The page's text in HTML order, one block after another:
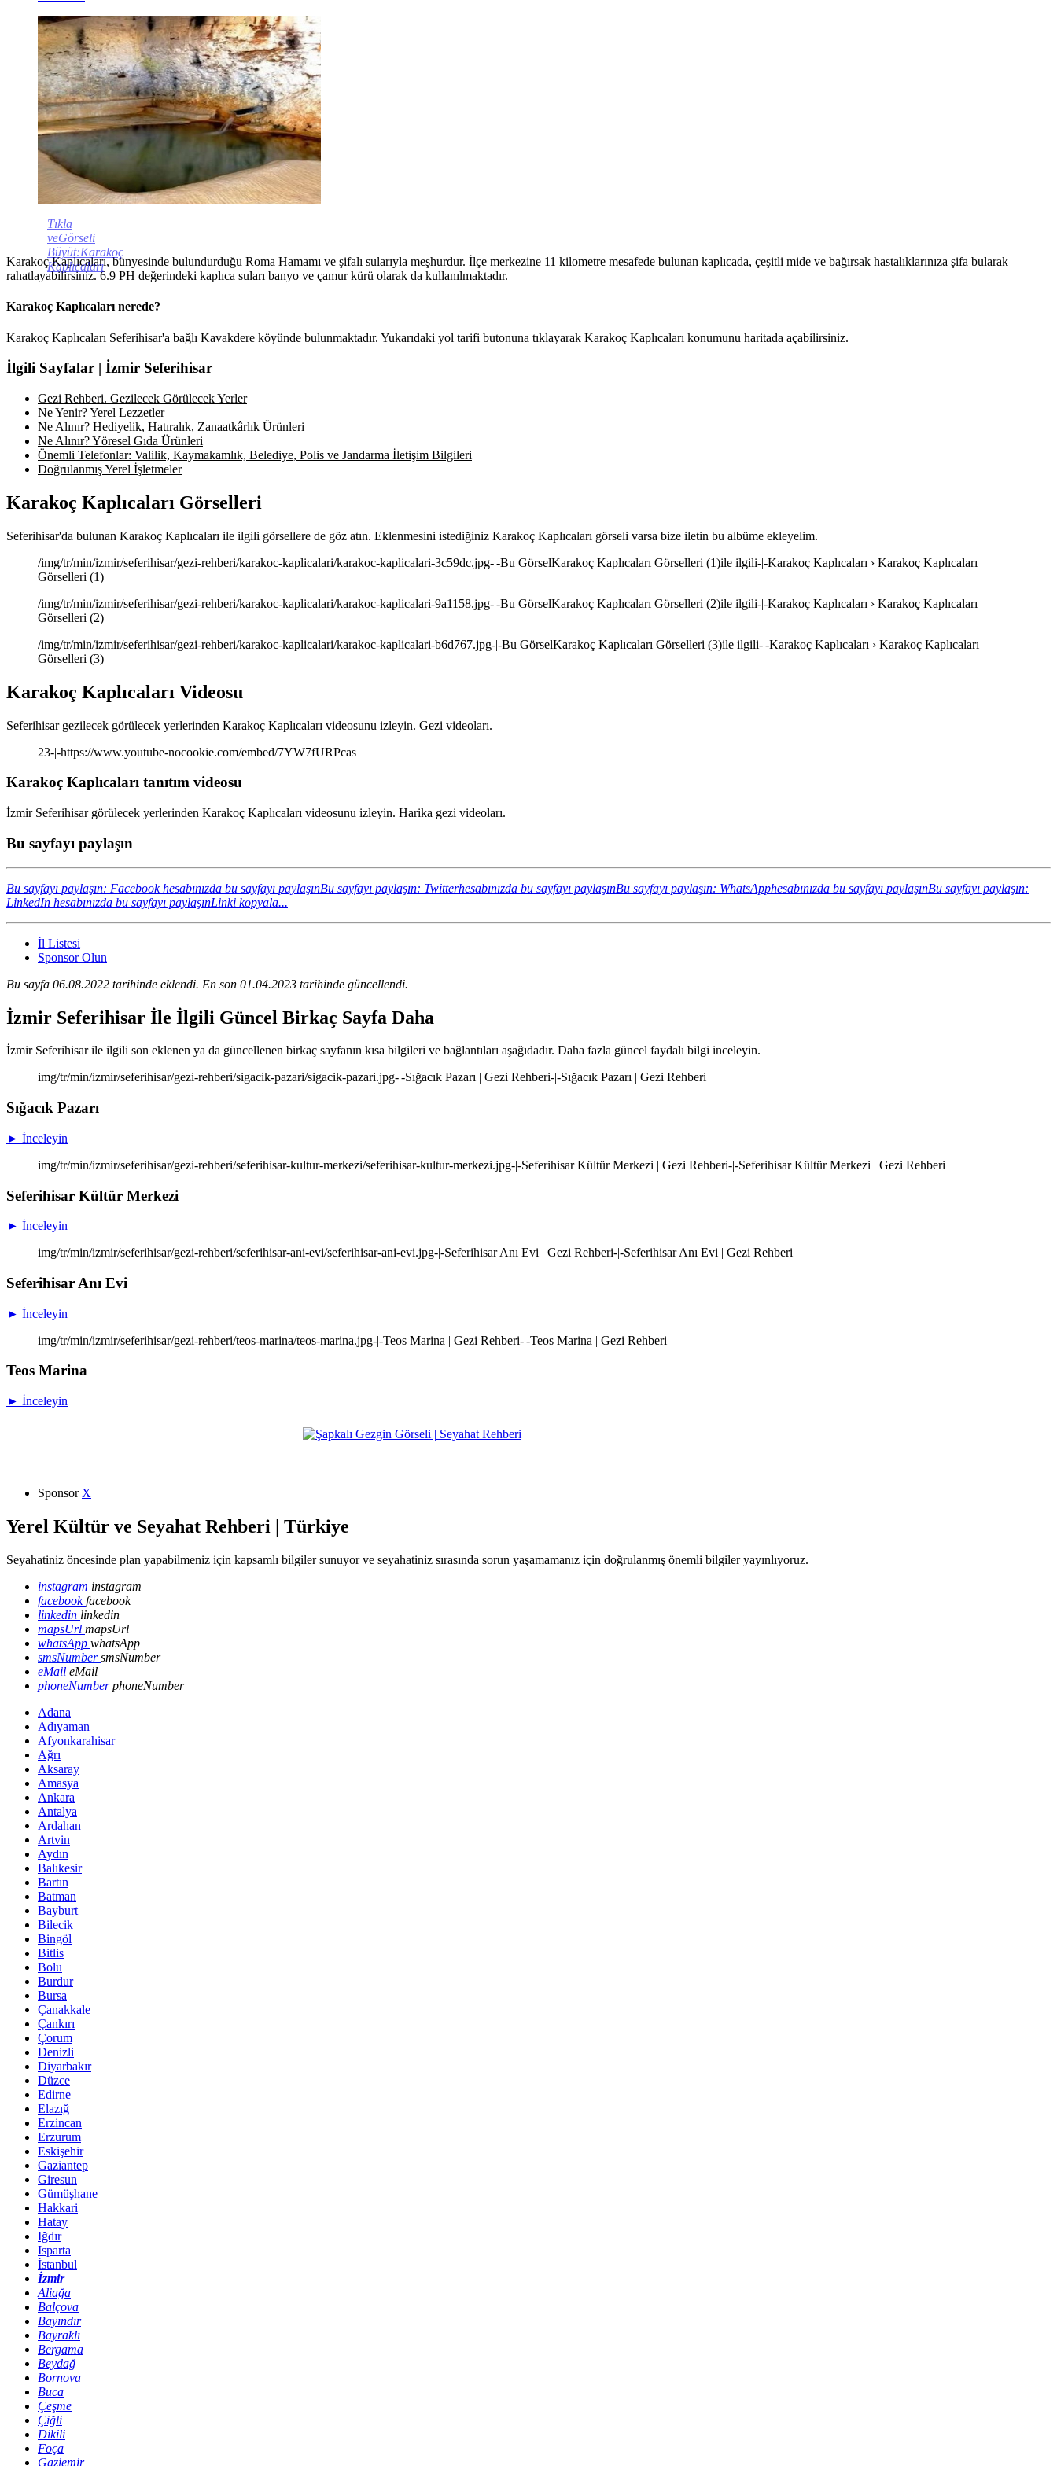
Tıkla
veGörseli
Büyüt:Karakoç
Kaplıcaları
Karakoç Kaplıcaları, bünyesinde bulundurduğu Roma Hamamı ve şifalı sularıyla meşhurdur. İlçe merkezine 11 kilometre mesafede bulunan kaplıcada, çeşitli mide ve bağırsak hastalıklarınıza şifa bularak
rahatlayabilirsiniz. 6.9 PH değerindeki kaplıca suları banyo ve çamur kürü olarak da kullanılmaktadır.
Karakoç Kaplıcaları nerede?
Karakoç Kaplıcaları Seferihisar'a bağlı Kavakdere köyünde bulunmaktadır. Yukarıdaki yol tarifi butonuna tıklayarak Karakoç Kaplıcaları konumunu haritada açabilirsiniz.
İlgili Sayfalar | İzmir Seferihisar
Gezi Rehberi. Gezilecek Görülecek Yerler
Ne Yenir? Yerel Lezzetler
Ne Alınır? Hediyelik, Hatıralık, Zanaatkârlık Ürünleri
Ne Alınır? Yöresel Gıda Ürünleri
Önemli Telefonlar: Valilik, Kaymakamlık, Belediye, Polis ve Jandarma İletişim Bilgileri
Doğrulanmış Yerel İşletmeler
Karakoç Kaplıcaları Görselleri
Seferihisar'da bulunan Karakoç Kaplıcaları ile ilgili görsellere de göz atın. Eklenmesini istediğiniz Karakoç Kaplıcaları görseli varsa bize iletin bu albüme ekleyelim.
/img/tr/min/izmir/seferihisar/gezi-rehberi/karakoc-kaplicalari/karakoc-kaplicalari-3c59dc.jpg-|-Bu GörselKarakoç Kaplıcaları Görselleri (1)ile ilgili-|-Karakoç Kaplıcaları › Karakoç Kaplıcaları
Görselleri (1)
/img/tr/min/izmir/seferihisar/gezi-rehberi/karakoc-kaplicalari/karakoc-kaplicalari-9a1158.jpg-|-Bu GörselKarakoç Kaplıcaları Görselleri (2)ile ilgili-|-Karakoç Kaplıcaları › Karakoç Kaplıcaları
Görselleri (2)
/img/tr/min/izmir/seferihisar/gezi-rehberi/karakoc-kaplicalari/karakoc-kaplicalari-b6d767.jpg-|-Bu GörselKarakoç Kaplıcaları Görselleri (3)ile ilgili-|-Karakoç Kaplıcaları › Karakoç Kaplıcaları
Görselleri (3)
Karakoç Kaplıcaları Videosu
Seferihisar gezilecek görülecek yerlerinden Karakoç Kaplıcaları videosunu izleyin. Gezi videoları.
23-|-https://www.youtube-nocookie.com/embed/7YW7fURPcas
Karakoç Kaplıcaları tanıtım videosu
İzmir Seferihisar görülecek yerlerinden Karakoç Kaplıcaları videosunu izleyin. Harika gezi videoları.
Bu sayfayı paylaşın
Bu sayfayı paylaşın: Facebook hesabınızda bu sayfayı paylaşınBu sayfayı paylaşın: Twitterhesabınızda bu sayfayı paylaşınBu sayfayı paylaşın: WhatsApphesabınızda bu sayfayı paylaşınBu sayfayı paylaşın:
LinkedIn hesabınızda bu sayfayı paylaşınLinki kopyala...
İl Listesi
Sponsor Olun
Bu sayfa 06.08.2022 tarihinde eklendi. En son 01.04.2023 tarihinde güncellendi.
İzmir Seferihisar İle İlgili Güncel Birkaç Sayfa Daha
İzmir Seferihisar ile ilgili son eklenen ya da güncellenen birkaç sayfanın kısa bilgileri ve bağlantıları aşağıdadır. Daha fazla güncel faydalı bilgi inceleyin.
img/tr/min/izmir/seferihisar/gezi-rehberi/sigacik-pazari/sigacik-pazari.jpg-|-Sığacık Pazarı | Gezi Rehberi-|-Sığacık Pazarı | Gezi Rehberi
Sığacık Pazarı
► İnceleyin
img/tr/min/izmir/seferihisar/gezi-rehberi/seferihisar-kultur-merkezi/seferihisar-kultur-merkezi.jpg-|-Seferihisar Kültür Merkezi | Gezi Rehberi-|-Seferihisar Kültür Merkezi | Gezi Rehberi
Seferihisar Kültür Merkezi
► İnceleyin
img/tr/min/izmir/seferihisar/gezi-rehberi/seferihisar-ani-evi/seferihisar-ani-evi.jpg-|-Seferihisar Anı Evi | Gezi Rehberi-|-Seferihisar Anı Evi | Gezi Rehberi
Seferihisar Anı Evi
► İnceleyin
img/tr/min/izmir/seferihisar/gezi-rehberi/teos-marina/teos-marina.jpg-|-Teos Marina | Gezi Rehberi-|-Teos Marina | Gezi Rehberi
Teos Marina
► İnceleyin
Sponsor X
Yerel Kültür ve Seyahat Rehberi | Türkiye
Seyahatiniz öncesinde plan yapabilmeniz için kapsamlı bilgiler sunuyor ve seyahatiniz sırasında sorun yaşamamanız için doğrulanmış önemli bilgiler yayınlıyoruz.
instagram instagram
facebookfacebook
linkedin linkedin
mapsUrl mapsUrl
whatsApp whatsApp
smsNumbersmsNumber
eMail eMail
phoneNumberphoneNumber
Adana
Adıyaman
Afyonkarahisar
Ağrı
Aksaray
Amasya
Ankara
Antalya
Ardahan
Artvin
Aydın
Balıkesir
Bartın
Batman
Bayburt
Bilecik
Bingöl
Bitlis
Bolu
Burdur
Bursa
Çanakkale
Çankırı
Çorum
Denizli
Diyarbakır
Düzce
Edirne
Elazığ
Erzincan
Erzurum
Eskişehir
Gaziantep
Giresun
Gümüşhane
Hakkari
Hatay
Iğdır
Isparta
İstanbul
İzmir
Aliağa
Balçova
Bayındır
Bayraklı
Bergama
Beydağ
Bornova
Buca
Çeşme
Çiğli
Dikili
Foça
Gaziemir